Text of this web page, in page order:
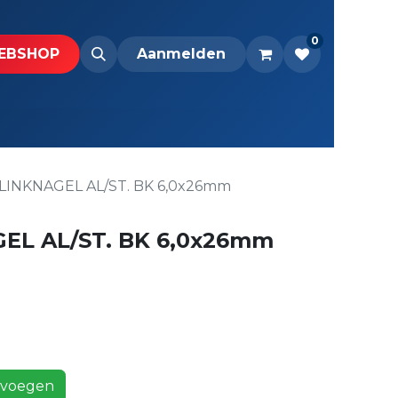
Downloads Aanmelden
0
AL/ST. BK 6,0x26mm
AL/ST. BK 6,0x26mm